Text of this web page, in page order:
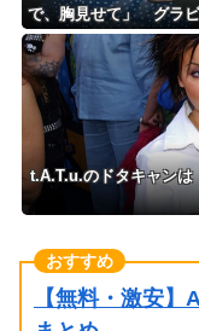
で、胸見せて」 グラ
女性に迫った過激
t.A.T.u.のドタキャンは
【無料・激安